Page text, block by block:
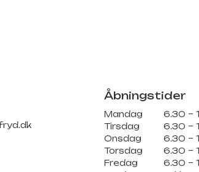
Åbningstider
Mandag
Tirsdag
Onsdag
Torsdag
Fredag
6.30 –
6.30 –
6.30 –
6.30 –
6.30 –